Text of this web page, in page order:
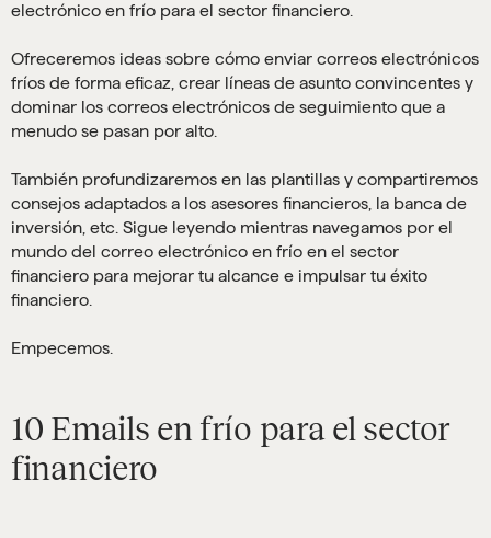
electrónico en frío para el sector financiero.
Ofreceremos ideas sobre cómo enviar correos electrónicos
fríos de forma eficaz, crear líneas de asunto convincentes y
dominar los correos electrónicos de seguimiento que a
menudo se pasan por alto.
También profundizaremos en las plantillas y compartiremos
consejos adaptados a los asesores financieros, la banca de
inversión, etc. Sigue leyendo mientras navegamos por el
mundo del correo electrónico en frío en el sector
financiero para mejorar tu alcance e impulsar tu éxito
financiero.
Empecemos.
10 Emails en frío para el sector
financiero